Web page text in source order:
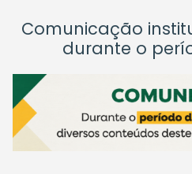
Comunicação
durante o